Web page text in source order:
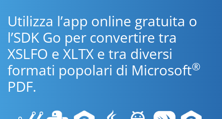
Utilizza l’app online gratuita o
l’SDK Go per convertire tra
XSLFO e XLTX e tra diversi
formati popolari di Microsoft®
PDF.